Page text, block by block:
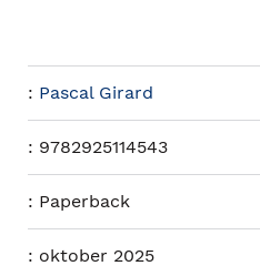
: Pascal Girard
: 9782925114543
: Paperback
: oktober 2025